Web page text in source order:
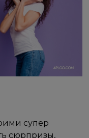
супер
сюрпризы,